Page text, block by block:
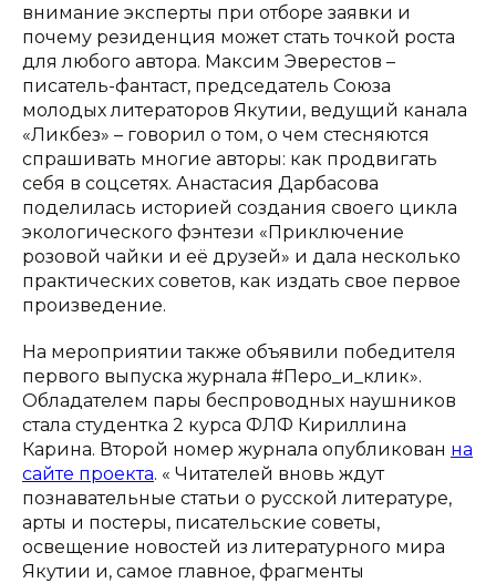
внимание эксперты при отборе заявки и
почему резиденция может стать точкой роста
для любого автора. Максим Эверестов –
писатель-фантаст, председатель Союза
молодых литераторов Якутии, ведущий канала
«Ликбез» – говорил о том, о чем стесняются
спрашивать многие авторы: как продвигать
себя в соцсетях. Анастасия Дарбасова
поделилась историей создания своего цикла
экологического фэнтези «Приключение
розовой чайки и её друзей» и дала несколько
практических советов, как издать свое первое
произведение.
На мероприятии также объявили победителя
первого выпуска журнала #Перо_и_клик».
Обладателем пары беспроводных наушников
стала студентка 2 курса ФЛФ Кириллина
Карина. Второй номер журнала опубликован на
сайте проекта. « Читателей вновь ждут
познавательные статьи о русской литературе,
арты и постеры, писательские советы,
освещение новостей из литературного мира
Якутии и, самое главное, фрагменты